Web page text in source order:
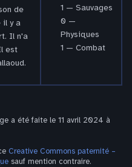
de
il y a
Il n'a
est
1 — Sauvages
0 —
Physiques
1 — Combat
a été faite le 11 avril 2024 à
Creative Commons paternité –
sauf mention contraire.